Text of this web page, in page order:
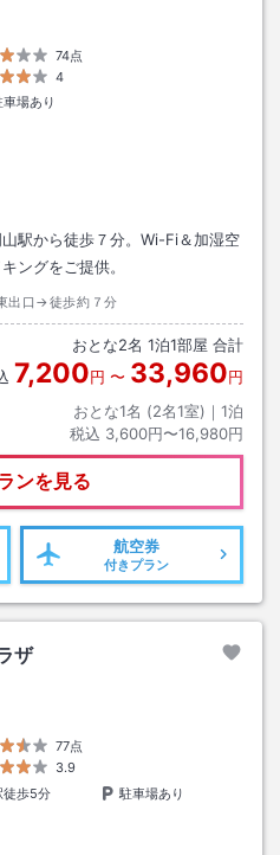
74点
4
車場あり
駅から徒歩７分。Wi-Fi＆加湿空
ングをご提供。
出口→徒歩約７分
おとな2名 1泊1部屋 合計
7,200円 〜 33,960円
おとな1名 (2名1室)｜ 1泊
税込 3,600円〜16,980円
ンを見る
航空券
付きプラン
ザ
77点
3.9
徒歩5分
駐車場あり